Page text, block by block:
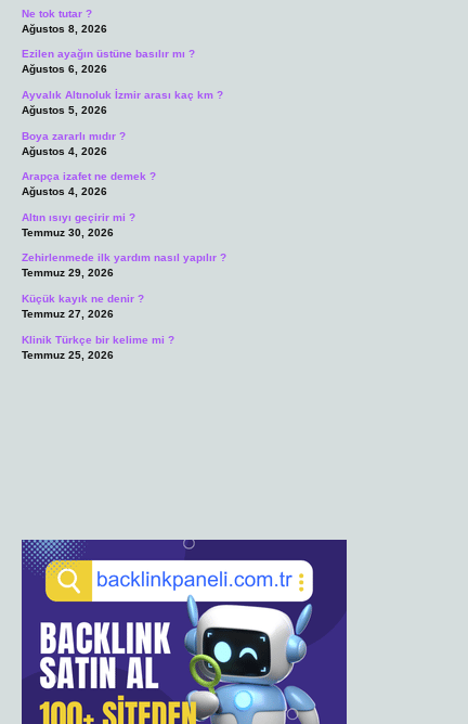
Ne tok tutar ?
Ağustos 8, 2026
Ezilen ayağın üstüne basılır mı ?
Ağustos 6, 2026
Ayvalık Altınoluk İzmir arası kaç km ?
Ağustos 5, 2026
Boya zararlı mıdır ?
Ağustos 4, 2026
Arapça izafet ne demek ?
Ağustos 4, 2026
Altın ısıyı geçirir mi ?
Temmuz 30, 2026
Zehirlenmede ilk yardım nasıl yapılır ?
Temmuz 29, 2026
Küçük kayık ne denir ?
Temmuz 27, 2026
Klinik Türkçe bir kelime mi ?
Temmuz 25, 2026